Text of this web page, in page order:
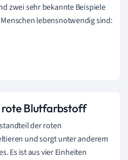
zwei sehr bekannte Beispiele
lebensnotwendig sind:
Blutfarbstoff
der roten
und sorgt unter anderem
Es ist aus vier Einheiten